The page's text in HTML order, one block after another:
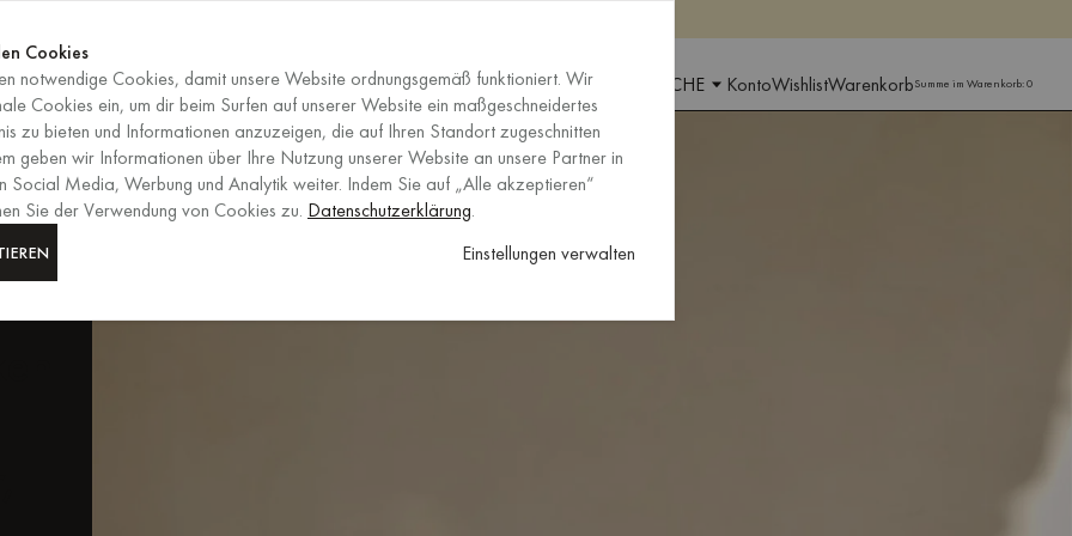
DE/EURAUSWAHL VON REGION UND SPRACHE KontoWishlistWarenkorbSumme im Warenkorb:0
Cookies
notwendige Cookies, damit unsere Website ordnungsgemäß funktioniert. Wir
Cookies ein, um dir beim Surfen auf unserer Website ein maßgeschneidertes
zu bieten und Informationen anzuzeigen, die auf Ihren Standort zugeschnitten
geben wir Informationen über Ihre Nutzung unserer Website an unsere Partner in
Social Media, Werbung und Analytik weiter. Indem Sie auf „Alle akzeptieren“
Sie der Verwendung von Cookies zu. Datenschutzerklärung.
Einstellungen verwalten